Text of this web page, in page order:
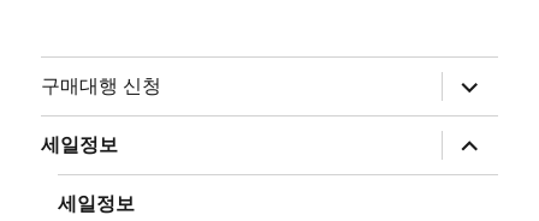
구매대행 신청
하
위
메
뉴
확
장
세일정보
하
위
메
세일정보